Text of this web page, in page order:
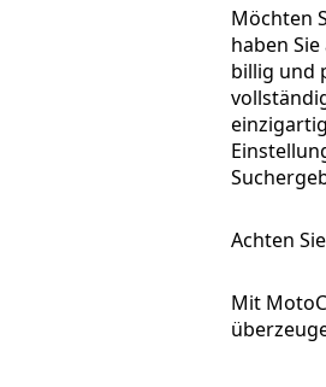
Möchten
haben
billig und
Achten
Mit